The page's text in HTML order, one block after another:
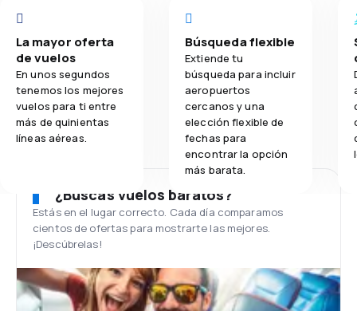
La mayor oferta
de vuelos
En unos segundos
tenemos los mejores
vuelos para ti entre
más de quinientas
líneas aéreas.
Búsqueda flexible
Extiende tu
búsqueda para incluir
aeropuertos
cercanos y una
elección flexible de
fechas para
encontrar la opción
más barata.
¿Buscas vuelos baratos?
Estás en el lugar correcto. Cada día comparamos
cientos de ofertas para mostrarte las mejores.
¡Descúbrelas!